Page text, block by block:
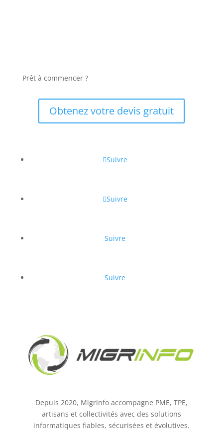
Prêt à commencer ?
Obtenez votre devis gratuit
Suivre
Suivre
Suivre
Suivre
Depuis 2020, Migrinfo accompagne PME, TPE,
artisans et collectivités avec des solutions
informatiques fiables, sécurisées et évolutives.